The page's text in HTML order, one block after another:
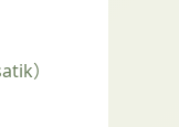
）